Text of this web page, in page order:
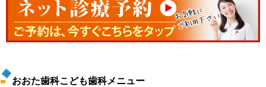
おおた歯科こども歯科メニュー